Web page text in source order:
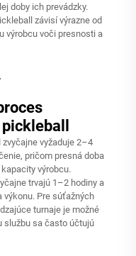
doby ich prevádzky.
závisí výrazne od
výrobcu voči presnosti a
vyžaduje 2–4
pričom presná doba
výrobcu.
trvajú 1–2 hodiny a
výkonu. Pre súťažných
turnaje je možné
službu sa často účtujú